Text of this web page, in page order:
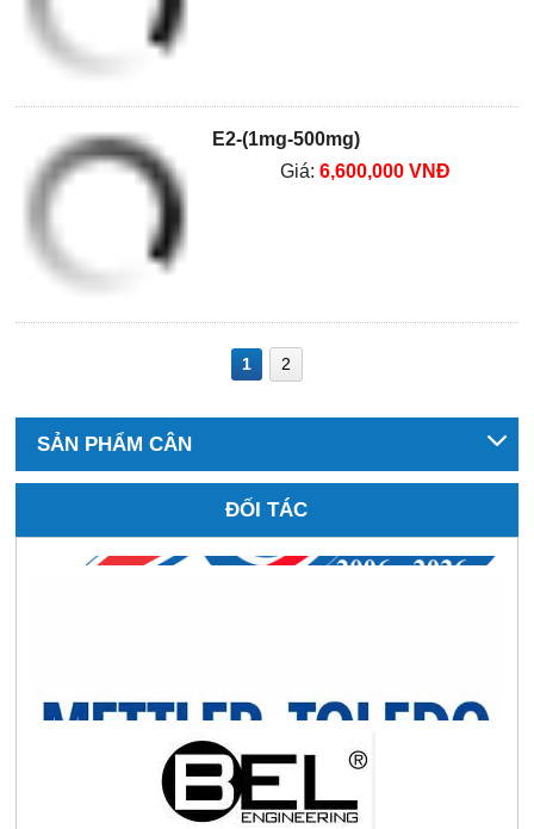
E2-(1mg-500mg)
Giá: 6,600,000 VNĐ
1 2
SẢN PHẨM CÂN
ĐỐI TÁC